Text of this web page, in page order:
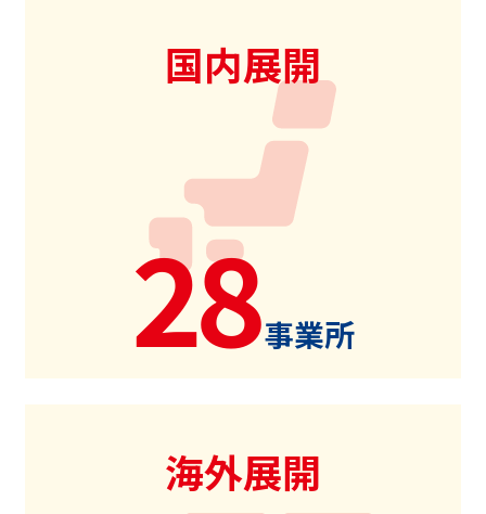
国内展開
28事業所
海外展開